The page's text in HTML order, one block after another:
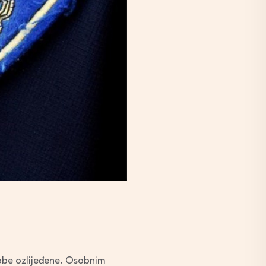
ozlijeđene. Osobnim